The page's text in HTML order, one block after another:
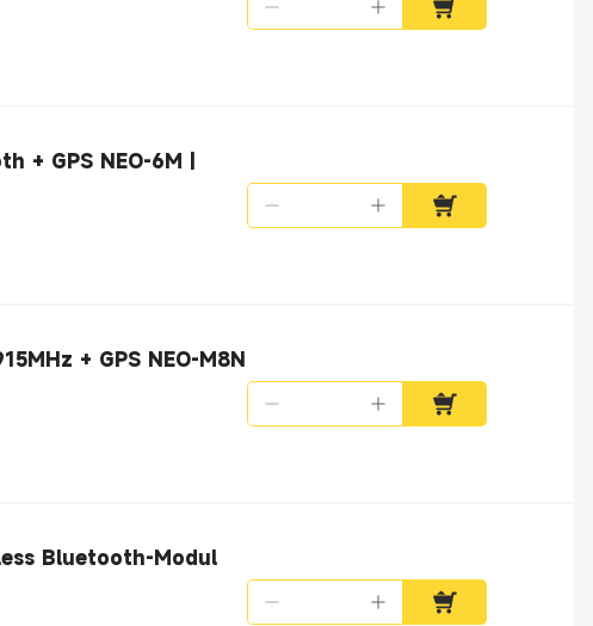
+ GPS NEO-6M |
+ GPS NEO-M8N
Bluetooth-Modul